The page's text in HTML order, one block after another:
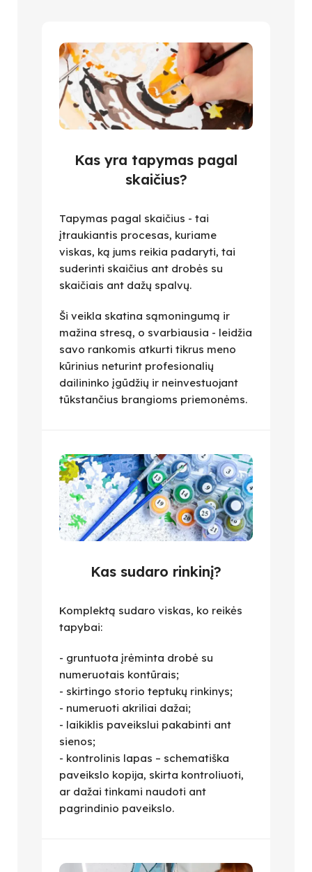
Kas yra tapymas pagal
skaičius?
Tapymas pagal skaičius - tai
įtraukiantis procesas, kuriame
viskas, ką jums reikia padaryti, tai
suderinti skaičius ant drobės su
skaičiais ant dažų spalvų.
Ši veikla skatina sąmoningumą ir
mažina stresą, o svarbiausia - leidžia
savo rankomis atkurti tikrus meno
kūrinius neturint profesionalių
dailininko įgūdžių ir neinvestuojant
tūkstančius brangioms priemonėms.
Kas sudaro rinkinį?
Komplektą sudaro viskas, ko reikės
tapybai:
- gruntuota įrėminta drobė su
numeruotais kontūrais;
- skirtingo storio teptukų rinkinys;
- numeruoti akriliai dažai;
- laikiklis paveikslui pakabinti ant
sienos;
- kontrolinis lapas – schematiška
paveikslo kopija, skirta kontroliuoti,
ar dažai tinkami naudoti ant
pagrindinio paveikslo.